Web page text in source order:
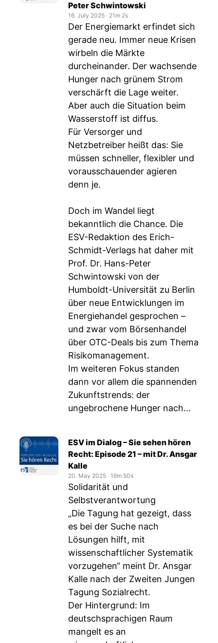
Peter Schwintowski
16. July 2025 ‧ 21m 2s
Der Energiemarkt erfindet sich
gerade neu. Immer neue Krisen
wirbeln die Märkte
durcheinander. Der wachsende
Hunger nach grünem Strom
verschärft die Lage weiter.
Aber auch die Situation beim
Wasserstoff ist diffus.
Für Versorger und
Netzbetreiber heißt das: Sie
müssen schneller, flexibler und
vorausschauender agieren
denn je.
Doch im Wandel liegt
bekanntlich die Chance. Die
ESV-Redaktion des Erich-
Schmidt-Verlags hat daher mit
Prof. Dr. Hans-Peter
Schwintowski von der
Humboldt-Universität zu Berlin
über neue Entwicklungen im
Energiehandel gesprochen –
und zwar vom Börsenhandel
über OTC-Deals bis zum Thema
Risikomanagement.
Im weiteren Fokus standen
dann vor allem die spannenden
Zukunftstrends: der
ungebrochene Hunger nach...
ESV im Dialog – Sie sehen hören
Recht: Episode 21 – mit Dr. Ansgar
Kalle
20. May 2025 ‧ 16m 50s
Solidarität und
Selbstverantwortung
„Die Tagung hat gezeigt, dass
es bei der Suche nach
Lösungen hilft, mit
wissenschaftlicher Systematik
vorzugehen“ meint Dr. Ansgar
Kalle nach der Zweiten Jungen
Tagung Sozialrecht.
Der Hintergrund: Im
deutschsprachigen Raum
mangelt es an